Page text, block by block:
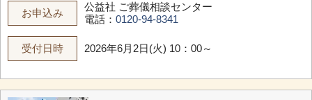
お申込み
公益社 ご葬儀相談センター
電話： 0120-94-8341
受付日時 2026年6月2日(火) 10：00～